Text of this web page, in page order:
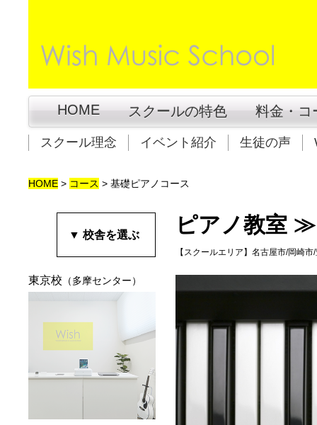
HOME スクールの特色 料金・コ
スクール理念 イベント紹介 生徒の声
HOME > コース > 基礎ピアノコース
ピアノ教室
【スクールエリア】 名古屋市/岡崎市
▼ 校舎を選ぶ
東京校 （多摩センター）